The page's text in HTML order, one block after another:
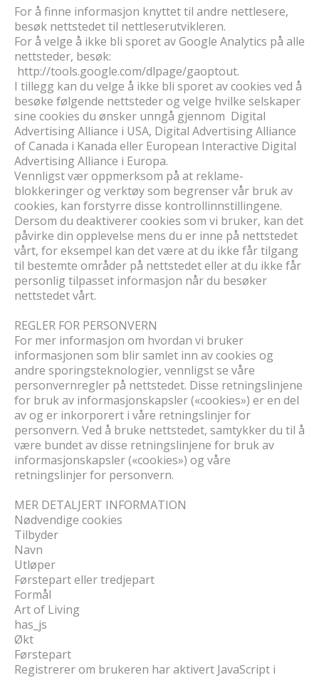
For å finne informasjon knyttet til andre nettlesere,
besøk nettstedet til nettleserutvikleren.
For å velge å ikke bli sporet av Google Analytics på alle
nettsteder, besøk:
http://tools.google.com/dlpage/gaoptout.
I tillegg kan du velge å ikke bli sporet av cookies ved å
besøke følgende nettsteder og velge hvilke selskaper
sine cookies du ønsker unngå gjennom Digital
Advertising Alliance i USA, Digital Advertising Alliance
of Canada i Kanada eller European Interactive Digital
Advertising Alliance i Europa.
Vennligst vær oppmerksom på at reklame-
blokkeringer og verktøy som begrenser vår bruk av
cookies, kan forstyrre disse kontrollinnstillingene.
Dersom du deaktiverer cookies som vi bruker, kan det
påvirke din opplevelse mens du er inne på nettstedet
vårt, for eksempel kan det være at du ikke får tilgang
til bestemte områder på nettstedet eller at du ikke får
personlig tilpasset informasjon når du besøker
nettstedet vårt.
REGLER FOR PERSONVERN
For mer informasjon om hvordan vi bruker
informasjonen som blir samlet inn av cookies og
andre sporingsteknologier, vennligst se våre
personvernregler på nettstedet. Disse retningslinjene
for bruk av informasjonskapsler («cookies») er en del
av og er inkorporert i våre retningslinjer for
personvern. Ved å bruke nettstedet, samtykker du til å
være bundet av disse retningslinjene for bruk av
informasjonskapsler («cookies») og våre
retningslinjer for personvern.
MER DETALJERT INFORMATION
Nødvendige cookies
Tilbyder
Navn
Utløper
Førstepart eller tredjepart
Formål
Art of Living
has_js
Økt
Førstepart
Registrerer om brukeren har aktivert JavaScript i